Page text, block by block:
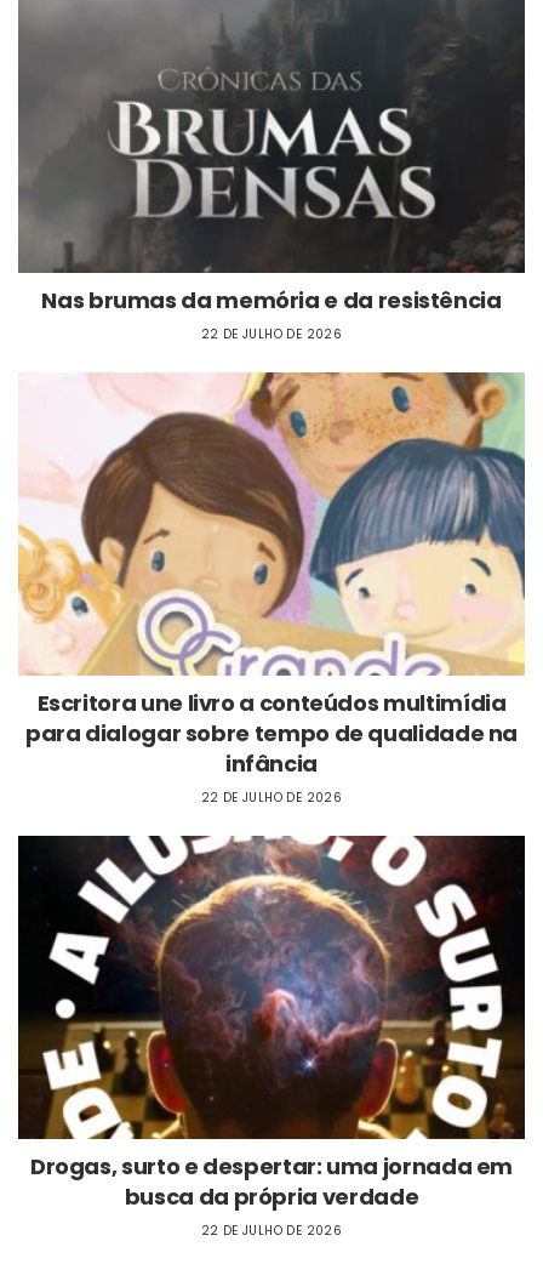
Nas brumas da memória e da resistência
22 DE JULHO DE 2026
Escritora une livro a conteúdos multimídia
para dialogar sobre tempo de qualidade na
infância
22 DE JULHO DE 2026
Drogas, surto e despertar: uma jornada em
busca da própria verdade
22 DE JULHO DE 2026